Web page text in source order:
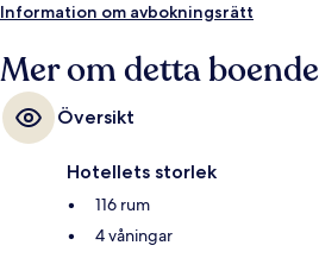
Information om avbokningsrätt
Mer om detta boende
Översikt
Hotellets storlek
116 rum
4 våningar